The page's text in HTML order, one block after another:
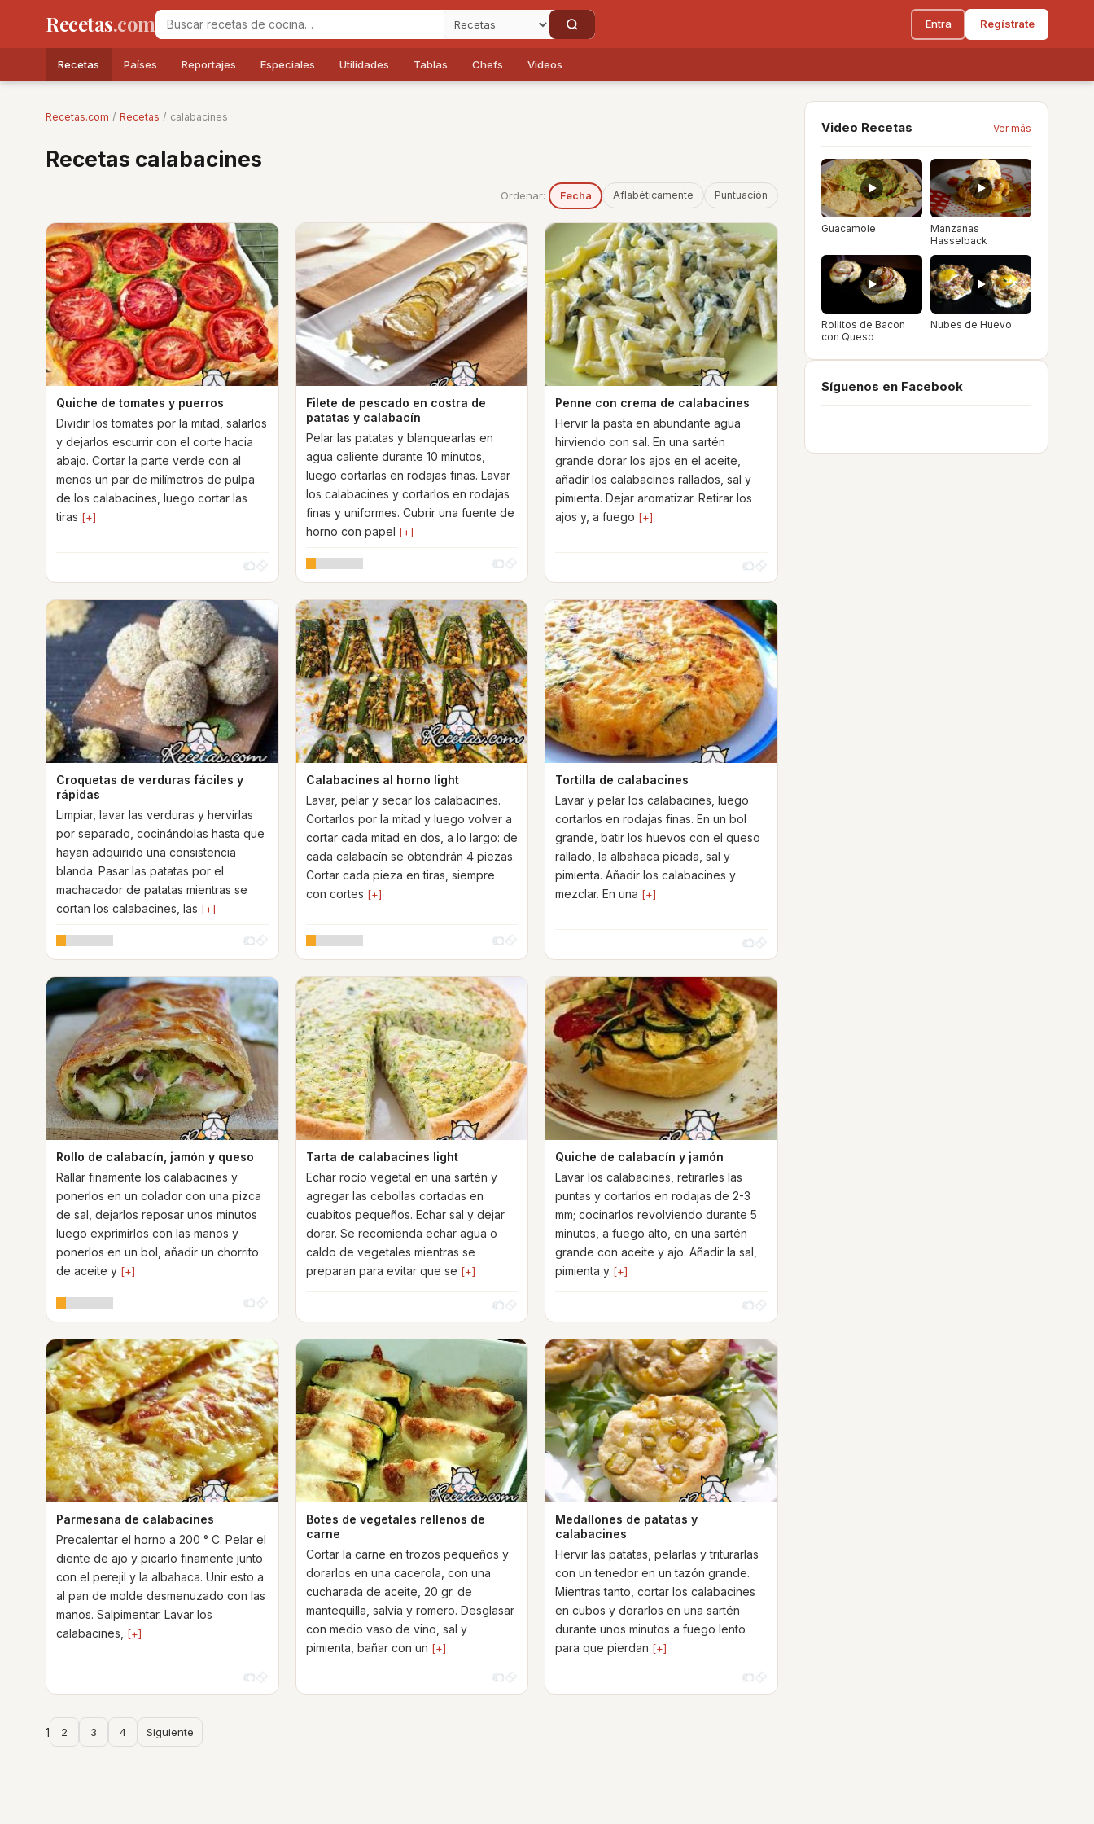
Recetas.com Entra Regístrate
Recetas Países Reportajes Especiales Utilidades Tablas Chefs Videos
Recetas.com / Recetas / calabacines
Recetas calabacines
Ordenar: Fecha Aflabéticamente Puntuación
Quiche de tomates y puerros
Dividir los tomates por la mitad, salarlos
y dejarlos escurrir con el corte hacia
abajo. Cortar la parte verde con al
menos un par de milímetros de pulpa
de los calabacines, luego cortar las
tiras [+]
Filete de pescado en costra de
patatas y calabacín
Pelar las patatas y blanquearlas en
agua caliente durante 10 minutos,
luego cortarlas en rodajas finas. Lavar
los calabacines y cortarlos en rodajas
finas y uniformes. Cubrir una fuente de
horno con papel [+]
Penne con crema de calabacines
Hervir la pasta en abundante agua
hirviendo con sal. En una sartén
grande dorar los ajos en el aceite,
añadir los calabacines rallados, sal y
pimienta. Dejar aromatizar. Retirar los
ajos y, a fuego [+]
Croquetas de verduras fáciles y
rápidas
Limpiar, lavar las verduras y hervirlas
por separado, cocinándolas hasta que
hayan adquirido una consistencia
blanda. Pasar las patatas por el
machacador de patatas mientras se
cortan los calabacines, las [+]
Calabacines al horno light
Lavar, pelar y secar los calabacines.
Cortarlos por la mitad y luego volver a
cortar cada mitad en dos, a lo largo: de
cada calabacín se obtendrán 4 piezas.
Cortar cada pieza en tiras, siempre
con cortes [+]
Tortilla de calabacines
Lavar y pelar los calabacines, luego
cortarlos en rodajas finas. En un bol
grande, batir los huevos con el queso
rallado, la albahaca picada, sal y
pimienta. Añadir los calabacines y
mezclar. En una [+]
Rollo de calabacín, jamón y queso
Rallar finamente los calabacines y
ponerlos en un colador con una pizca
de sal, dejarlos reposar unos minutos
luego exprimirlos con las manos y
ponerlos en un bol, añadir un chorrito
de aceite y [+]
Tarta de calabacines light
Echar rocío vegetal en una sartén y
agregar las cebollas cortadas en
cuabitos pequeños. Echar sal y dejar
dorar. Se recomienda echar agua o
caldo de vegetales mientras se
preparan para evitar que se [+]
Quiche de calabacín y jamón
Lavar los calabacines, retirarles las
puntas y cortarlos en rodajas de 2-3
mm; cocinarlos revolviendo durante 5
minutos, a fuego alto, en una sartén
grande con aceite y ajo. Añadir la sal,
pimienta y [+]
Parmesana de calabacines
Precalentar el horno a 200 ° C. Pelar el
diente de ajo y picarlo finamente junto
con el perejil y la albahaca. Unir esto a
al pan de molde desmenuzado con las
manos. Salpimentar. Lavar los
calabacines, [+]
Botes de vegetales rellenos de
carne
Cortar la carne en trozos pequeños y
dorarlos en una cacerola, con una
cucharada de aceite, 20 gr. de
mantequilla, salvia y romero. Desglasar
con medio vaso de vino, sal y
pimienta, bañar con un [+]
Medallones de patatas y
calabacines
Hervir las patatas, pelarlas y triturarlas
con un tenedor en un tazón grande.
Mientras tanto, cortar los calabacines
en cubos y dorarlos en una sartén
durante unos minutos a fuego lento
para que pierdan [+]
1 2 3 4 Siguiente
Video Recetas Ver más
Guacamole
Manzanas
Hasselback
Rollitos de Bacon
con Queso
Nubes de Huevo
Síguenos en Facebook